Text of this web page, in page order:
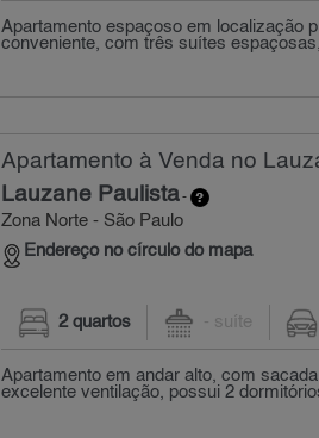
Apartamento espaçoso em localização
conveniente, com três suítes
Apartamento à Venda no
Lauzane Paulista-
Zona Norte - São Paulo
Endereço no círculo do mapa
2 quartos - suíte
Apartamento em andar alto, com
excelente ventilação, possui 2